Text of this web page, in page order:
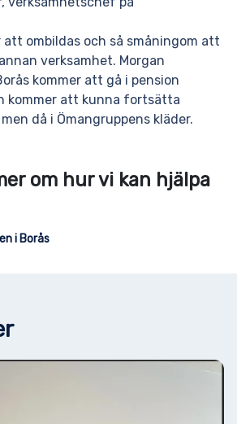
att ombildas och så småningom att
verksamhet. Morgan
kommer att gå i pension
kommer att kunna fortsätta
då i Ömangruppens kläder.
om hur vi kan hjälpa
i Borås